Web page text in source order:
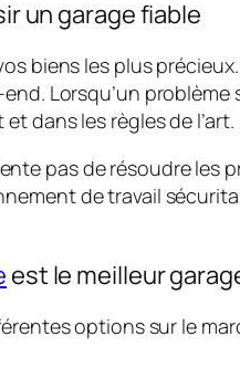
un garage fiable
biens les plus
end. Lorsqu’un
dans les règles de l’art.
pas de résoudre les
de travail
est le meilleur
options sur le